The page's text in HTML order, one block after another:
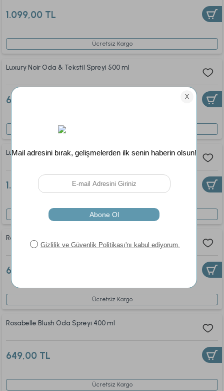
1.099,00 TL
Ücretsiz Kargo
Luxury Noir Oda & Tekstil Spreyi 500 ml
699,00 TL
Luxury Noir Çubuklu Oda Kokusu 200 ml
1.199,00 TL
Ücretsiz Kargo
Rosabelle Blush Tekstil Spreyi 400 ml
649,00 TL
Ücretsiz Kargo
Rosabelle Blush Oda Spreyi 400 ml
649,00 TL
Ücretsiz Kargo